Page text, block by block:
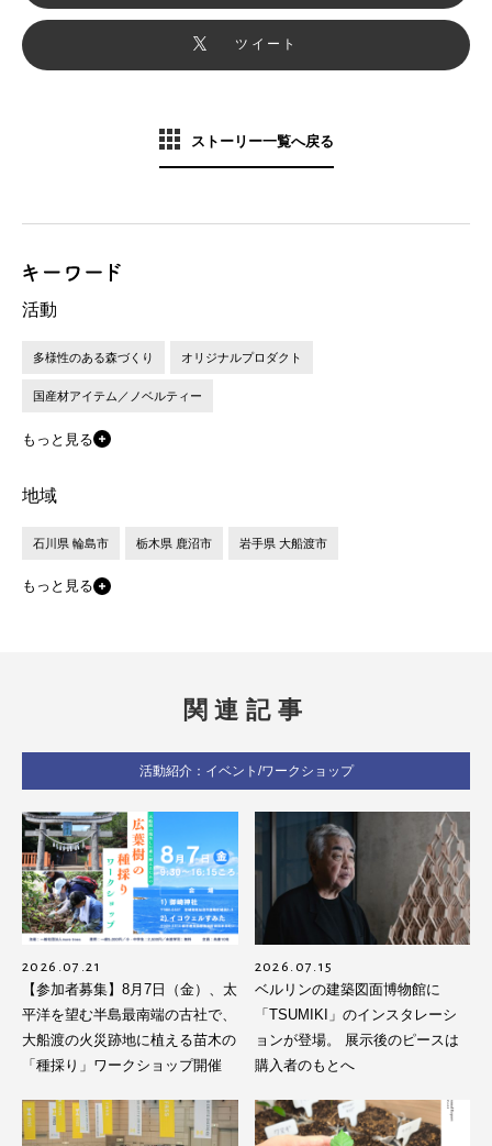
ツイート
ストーリー一覧へ戻る
活動
多様性のある森づくり オリジナルプロダクト
国産材アイテム／ノベルティー
もっと見る
地域
石川県 輪島市 栃木県 鹿沼市 岩手県 大船渡市
もっと見る
関連記事
活動紹介：イベント/ワークショップ
2026.07.21
【参加者募集】8月7日（金）、太
平洋を望む半島最南端の古社で、
大船渡の火災跡地に植える苗木の
「種採り」ワークショップ開催
2026.07.15
ベルリンの建築図面博物館に
「TSUMIKI」のインスタレーシ
ョンが登場。 展示後のピースは
購入者のもとへ